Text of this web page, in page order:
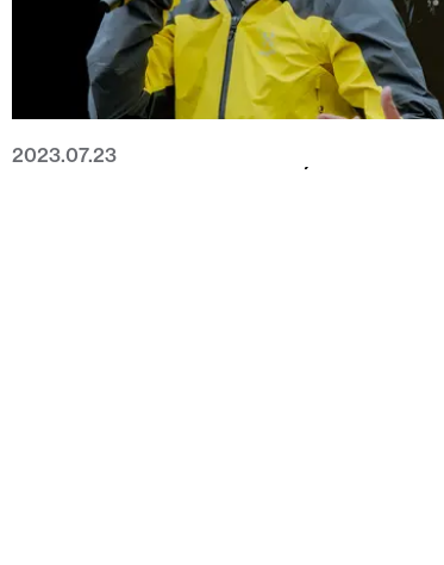
2023.07.23
SE MUSIKVIDEON TILL A36 & EINÁRS ”STANDARD"